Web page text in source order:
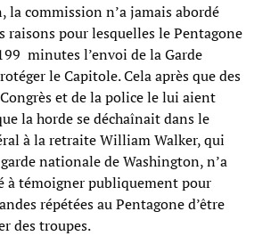
la commission n’a jamais abordé
raisons pour lesquelles le Pentagone
minutes l’envoi de la Garde
le Capitole. Cela après que des
et de la police le lui aient
la horde se déchaînait dans le
à la retraite William Walker, qui
nationale de Washington, n’a
à témoigner publiquement pour
répétées au Pentagone d’être
des troupes.